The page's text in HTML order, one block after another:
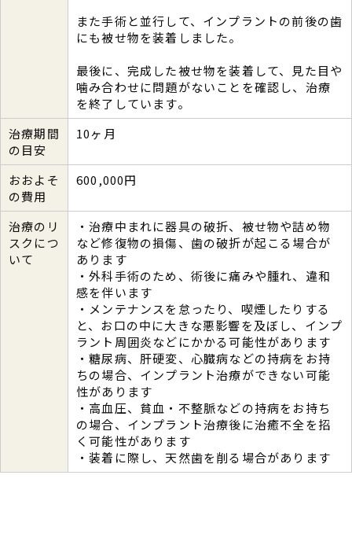
また手術と並行して、インプラントの前後の歯
にも被せ物を装着しました。
最後に、完成した被せ物を装着して、見た目や
噛み合わせに問題がないことを確認し、治療
を終了しています。
治療期間
の目安
10ヶ月
おおよそ
の費用
600,000円
治療のリ
スクにつ
いて
・治療中まれに器具の破折、被せ物や詰め物
など修復物の損傷、歯の破折が起こる場合が
あります
・外科手術のため、術後に痛みや腫れ、違和
感を伴います
・メンテナンスを怠ったり、喫煙したりする
と、お口の中に大きな悪影響を及ぼし、インプ
ラント周囲炎などにかかる可能性があります
・糖尿病、肝硬変、心臓病などの持病をお持
ちの場合、インプラント治療ができない可能
性があります
・高血圧、貧血・不整脈などの持病をお持ち
の場合、インプラント治療後に治癒不全を招
く可能性があります
・装着に際し、天然歯を削る場合があります